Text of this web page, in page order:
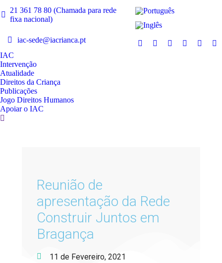
21 361 78 80 (Chamada para rede
fixa nacional)
iac-sede@iacrianca.pt
IAC
Intervenção
Atualidade
Direitos da Criança
Publicações
Jogo Direitos Humanos
Apoiar o IAC
Reunião de
apresentação da Rede
Construir Juntos em
Bragança
11 de Fevereiro, 2021